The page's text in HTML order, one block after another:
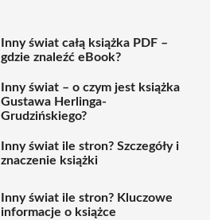
Inny świat całą książka PDF –
gdzie znaleźć eBook?
Inny świat – o czym jest książka
Gustawa Herlinga-
Grudzińskiego?
Inny świat ile stron? Szczegóły i
znaczenie książki
Inny świat ile stron? Kluczowe
informacje o książce